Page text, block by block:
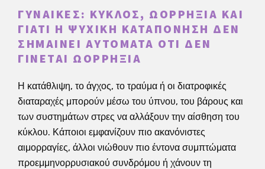
ΓΥΝΑΊΚΕΣ: ΚΎΚΛΟΣ, ΩΟΡΡΗΞΊΑ ΚΑΙ
ΓΙΑΤΊ Η ΨΥΧΙΚΉ ΚΑΤΑΠΌΝΗΣΗ ΔΕΝ
ΣΗΜΑΊΝΕΙ ΑΥΤΌΜΑΤΑ ΌΤΙ ΔΕΝ
ΓΊΝΕΤΑΙ ΩΟΡΡΗΞΊΑ
Η κατάθλιψη, το άγχος, το τραύμα ή οι διατροφικές
διαταραχές μπορούν μέσω του ύπνου, του βάρους και
των συστημάτων στρες να αλλάξουν την αίσθηση του
κύκλου. Κάποιοι εμφανίζουν πιο ακανόνιστες
αιμορραγίες, άλλοι νιώθουν πιο έντονα συμπτώματα
προεμμηνορρυσιακού συνδρόμου ή χάνουν τη